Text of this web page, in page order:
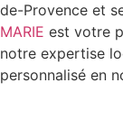
de-Provence et
MARIE est votre
notre expertise
personnalisé en